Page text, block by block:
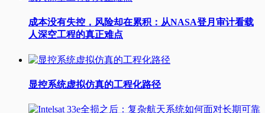
成本没有失控，风险却在累积：从NASA登月审计看载
人深空工程的真正难点
显控系统虚拟仿真的工程化路径